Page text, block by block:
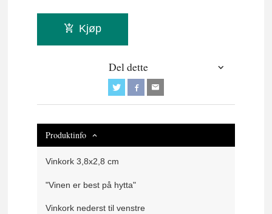
Kjøp
Del dette
Produktinfo
Vinkork 3,8x2,8 cm
"Vinen er best på hytta"
Vinkork nederst til venstre